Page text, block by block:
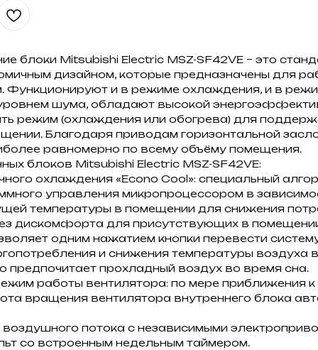
блоки Mitsubishi Electric MSZ-SF42VE – это
дизайном, которые предназначены для
Функционируют и в режиме охлаждения, и в
шума, обладают высокой
режим (охлаждения или обогрева) для
Благодаря приводам горизонтальной
равномерно по всему объёму помещения.
блоков Mitsubishi Electric MSZ-SF42VE:
охлаждения «Econo Cool»: специальный
управления микропроцессором в
температуры в помещении для снижения
дискомфорта для присутствующих в
одним нажатием кнопки перевести
и снижения температуры воздуха
предпочитает прохладный воздух во время сна.
работы вентилятора: по мере приближения
вращения вентилятора внутреннего блока
потока с независимыми
со встроенным недельным таймером.